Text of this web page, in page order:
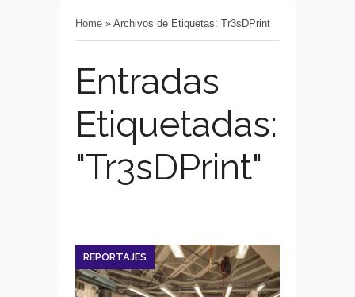
Home » Archivos de Etiquetas: Tr3sDPrint
Entradas
Etiquetadas:
"Tr3sDPrint"
REPORTAJES